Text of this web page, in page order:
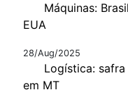
Máquinas:
EUA
28/Aug/2025
Logística:
em MT